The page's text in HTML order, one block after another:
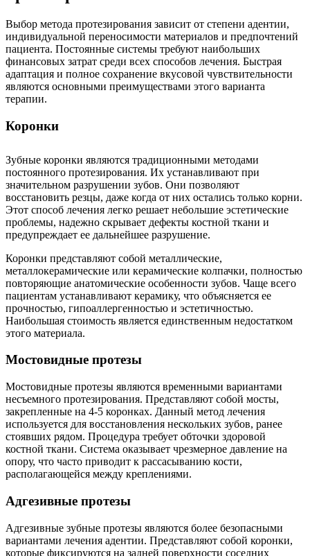
Выбор метода протезирования зависит от степени адентии,
индивидуальной переносимости материалов и предпочтений
пациента. Постоянные системы требуют наибольших
финансовых затрат среди всех способов лечения. Быстрая
адаптация и полное сохранение вкусовой чувствительности
являются основными преимуществами этого варианта
терапии.
Коронки
Зубные коронки являются традиционными методами
постоянного протезирования. Их устанавливают при
значительном разрушении зубов. Они позволяют
восстановить резцы, даже когда от них остались только корни.
Этот способ лечения легко решает небольшие эстетические
проблемы, надежно скрывает дефекты костной ткани и
предупреждает ее дальнейшее разрушение.
Коронки представляют собой металлические,
металлокерамические или керамические колпачки, полностью
повторяющие анатомические особенности зубов. Чаще всего
пациентам устанавливают керамику, что объясняется ее
прочностью, гипоаллергенностью и эстетичностью.
Наибольшая стоимость является единственным недостатком
этого материала.
Мостовидные протезы
Мостовидные протезы являются временными вариантами
несъемного протезирования. Представляют собой мосты,
закрепленные на 4-5 коронках. Данный метод лечения
используется для восстановления нескольких зубов, ранее
стоявших рядом. Процедура требует обточки здоровой
костной ткани. Система оказывает чрезмерное давление на
опору, что часто приводит к рассасыванию кости,
располагающейся между креплениями.
Адгезивные протезы
Адгезивные зубные протезы являются более безопасными
вариантами лечения адентии. Представляют собой коронки,
которые фиксируются на задней поверхности соседних